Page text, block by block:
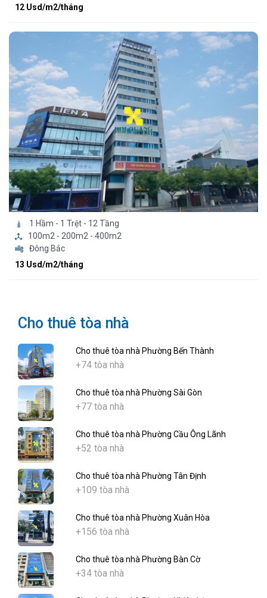
12 Usd/m2/tháng
1 Hầm - 1 Trệt - 12 Tầng
100m2 - 200m2 - 400m2
Đông Bắc
13 Usd/m2/tháng
Cho thuê tòa nhà
Cho thuê tòa nhà Phường Bến Thành
+74 tòa nhà
Cho thuê tòa nhà Phường Sài Gòn
+77 tòa nhà
Cho thuê tòa nhà Phường Cầu Ông Lãnh
+52 tòa nhà
Cho thuê tòa nhà Phường Tân Định
+109 tòa nhà
Cho thuê tòa nhà Phường Xuân Hòa
+156 tòa nhà
Cho thuê tòa nhà Phường Bàn Cờ
+34 tòa nhà